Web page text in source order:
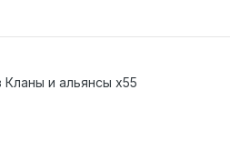
Кланы и альянсы x55